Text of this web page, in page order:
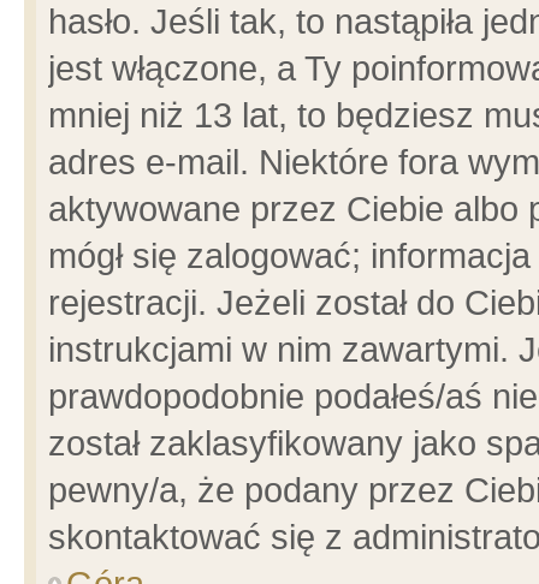
hasło. Jeśli tak, to nastąpiła
jest włączone, a Ty
mniej niż 13 lat, to będziesz
adres e-mail. Niektóre fora
aktywowane przez Ciebie albo
mógł się zalogować;
rejestracji. Jeżeli został do
instrukcjami w nim zawartymi.
prawdopodobnie podałeś/aś
został zaklasyfikowany jako
pewny/a, że podany przez
skontaktować się z